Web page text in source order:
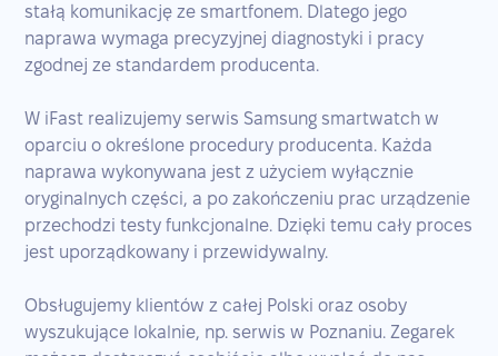
stałą komunikację ze smartfonem. Dlatego jego
naprawa wymaga precyzyjnej diagnostyki i pracy
zgodnej ze standardem producenta.
W iFast realizujemy serwis Samsung smartwatch w
oparciu o określone procedury producenta. Każda
naprawa wykonywana jest z użyciem wyłącznie
oryginalnych części, a po zakończeniu prac urządzenie
przechodzi testy funkcjonalne. Dzięki temu cały proces
jest uporządkowany i przewidywalny.
Obsługujemy klientów z całej Polski oraz osoby
wyszukujące lokalnie, np. serwis w Poznaniu. Zegarek